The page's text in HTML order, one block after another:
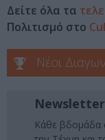
Δείτε όλα τα
Πολιτισμό στο
Νέοι
Newsletter
Κάθε βδομάδα